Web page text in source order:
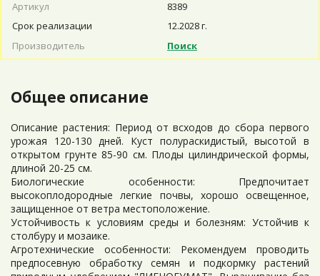
Артикул
8389
Срок реализации
12.2028 г.
Производитель
Поиск
Общее описание
Описание растения: Период от всходов до сбора первого
урожая 120-130 дней. Куст полураскидистый, высотой в
открытом грунте 85-90 см. Плоды цилиндрической формы,
длиной 20-25 см.
Биологические особенности: Предпочитает
высокоплодородные легкие почвы, хорошо освещенное,
защищенное от ветра местоположение.
Устойчивость к условиям среды и болезням: Устойчив к
столбуру и мозаике.
Агротехнические особенности: Рекомендуем проводить
предпосевную обработку семян и подкормку растений